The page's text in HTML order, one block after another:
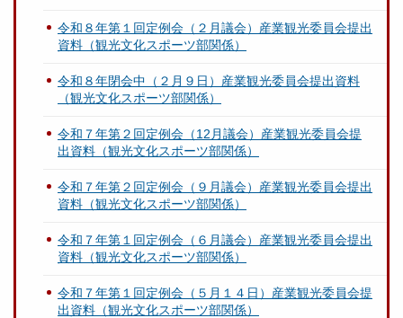
令和８年第１回定例会（２月議会）産業観光委員会提出
資料（観光文化スポーツ部関係）
令和８年閉会中（２月９日）産業観光委員会提出資料
（観光文化スポーツ部関係）
令和７年第２回定例会（12月議会）産業観光委員会提
出資料（観光文化スポーツ部関係）
令和７年第２回定例会（９月議会）産業観光委員会提出
資料（観光文化スポーツ部関係）
令和７年第１回定例会（６月議会）産業観光委員会提出
資料（観光文化スポーツ部関係）
令和７年第１回定例会（５月１４日）産業観光委員会提
出資料（観光文化スポーツ部関係）